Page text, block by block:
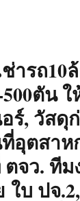
ารถ10
ตัน
ร์, วัสดุ
อุตสาห
จว. ที
บ ปจ